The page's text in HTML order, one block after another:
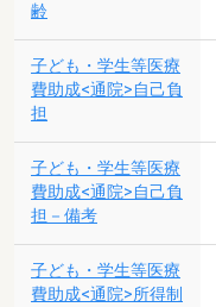
齢
子ども・学生等医療
費助成<通院>自己負
担
子ども・学生等医療
費助成<通院>自己負
担－備考
子ども・学生等医療
費助成<通院>所得制